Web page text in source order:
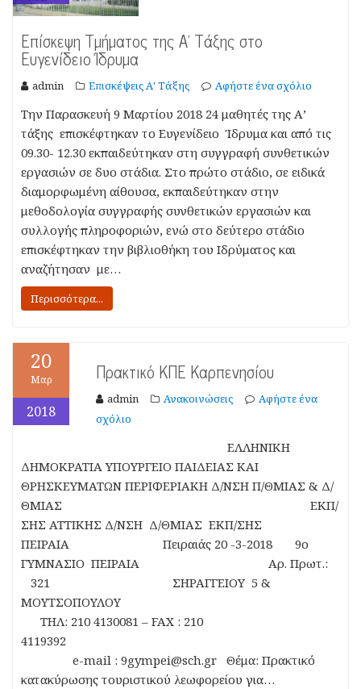
Επίσκεψη Τμήματος της Α’ Τάξης στο
Ευγενίδειο Ίδρυμα
admin Επισκέψεις Α' Τάξης Αφήστε ένα σχόλιο
Την Παρασκευή 9 Μαρτίου 2018 24 μαθητές της Α’
τάξης επισκέφτηκαν το Ευγενίδειο Ίδρυμα και από τις
09.30- 12.30 εκπαιδεύτηκαν στη συγγραφή συνθετικών
εργασιών σε δυο στάδια. Στο πρώτο στάδιο, σε ειδικά
διαμορφωμένη αίθουσα, εκπαιδεύτηκαν στην
μεθοδολογία συγγραφής συνθετικών εργασιών και
συλλογής πληροφοριών, ενώ στο δεύτερο στάδιο
επισκέφτηκαν την βιβλιοθήκη του Ιδρύματος και
αναζήτησαν με…
Περισσότερα...
20
Μαρ
2018
Πρακτικό ΚΠΕ Καρπενησίου
admin Ανακοινώσεις
Αφήστε ένα
σχόλιο
ΕΛΛΗΝΙΚΗ
ΔΗΜΟΚΡΑΤΙΑ ΥΠΟΥΡΓΕΙΟ ΠΑΙΔΕΙΑΣ ΚΑΙ
ΘΡΗΣΚΕΥΜΑΤΩΝ ΠΕΡΙΦΕΡΙΑΚΗ Δ/ΝΣΗ Π/ΘΜΙΑΣ & Δ/
ΘΜΙΑΣ ΕΚΠ/
ΣΗΣ ΑΤΤΙΚΗΣ Δ/ΝΣΗ Δ/ΘΜΙΑΣ ΕΚΠ/ΣΗΣ
ΠΕΙΡΑΙΑ Πειραιάς 20 -3-2018 9ο
ΓΥΜΝΑΣΙΟ ΠΕΙΡΑΙΑ Αρ. Πρωτ.:
321 ΣΗΡΑΓΓΕΙΟΥ 5 &
ΜΟΥΤΣΟΠΟΥΛΟΥ
ΤΗΛ: 210 4130081 – FAX : 210
4119392
e-mail : 9gympei@sch.gr Θέμα: Πρακτικό
κατακύρωσης τουριστικού λεωφορείου για…